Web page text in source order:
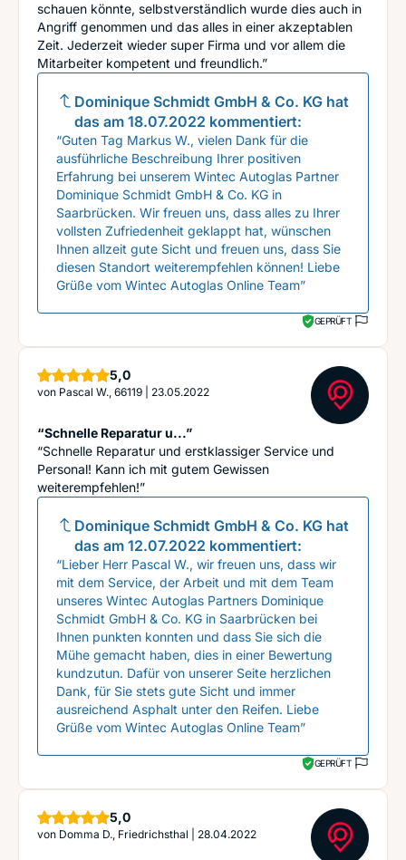
schauen könnte, selbstverständlich wurde dies auch in
Angriff genommen und das alles in einer akzeptablen
Zeit. Jederzeit wieder super Firma und vor allem die
Mitarbeiter kompetent und freundlich.”
Dominique Schmidt GmbH & Co. KG hat
das am 18.07.2022 kommentiert:
“Guten Tag Markus W., vielen Dank für die
ausführliche Beschreibung Ihrer positiven
Erfahrung bei unserem Wintec Autoglas Partner
Dominique Schmidt GmbH & Co. KG in
Saarbrücken. Wir freuen uns, dass alles zu Ihrer
vollsten Zufriedenheit geklappt hat, wünschen
Ihnen allzeit gute Sicht und freuen uns, dass Sie
diesen Standort weiterempfehlen können! Liebe
Grüße vom Wintec Autoglas Online Team”
GEPRÜFT
5,0Sterne
von Pascal W., 66119 23.05.2022
“Schnelle Reparatur u...”
“Schnelle Reparatur und erstklassiger Service und
Personal! Kann ich mit gutem Gewissen
weiterempfehlen!”
Dominique Schmidt GmbH & Co. KG hat
das am 12.07.2022 kommentiert:
“Lieber Herr Pascal W., wir freuen uns, dass wir
mit dem Service, der Arbeit und mit dem Team
unseres Wintec Autoglas Partners Dominique
Schmidt GmbH & Co. KG in Saarbrücken bei
Ihnen punkten konnten und dass Sie sich die
Mühe gemacht haben, dies in einer Bewertung
kundzutun. Dafür von unserer Seite herzlichen
Dank, für Sie stets gute Sicht und immer
ausreichend Asphalt unter den Reifen. Liebe
Grüße vom Wintec Autoglas Online Team”
GEPRÜFT
5,0Sterne
von Domma D., Friedrichsthal 28.04.2022